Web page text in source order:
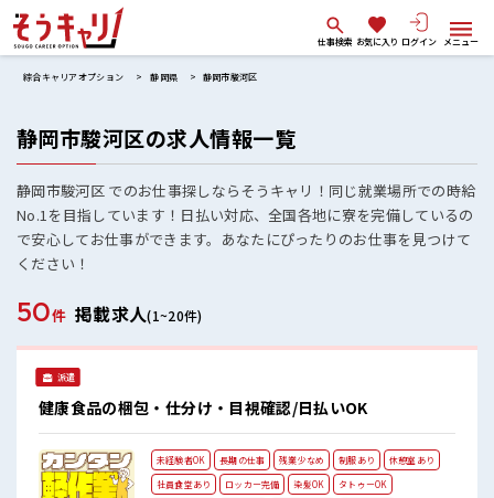
仕事検索 お気に入り ログイン メニュー
綜合キャリアオプション 静岡県 静岡市駿河区
静岡市駿河区の求人情報一覧
静岡市駿河区 でのお仕事探しならそうキャリ！同じ就業場所での時給
No.1を目指しています！日払い対応、全国各地に寮を完備しているの
で安心してお仕事ができます。あなたにぴったりのお仕事を見つけて
ください！
50件 掲載求人(1~20件)
派遣
健康食品の梱包・仕分け・目視確認/日払いOK
未経験者OK 長期の仕事 残業少なめ 制服あり
休憩室あり
社員食堂あり
ロッカー完備 染髪OK
タトゥーOK